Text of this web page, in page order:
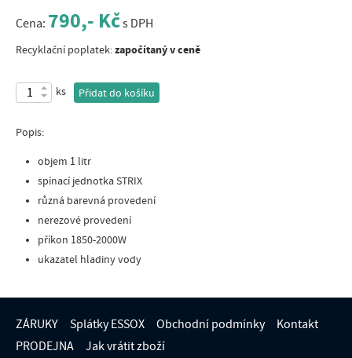
Cena: 790,- Kčs DPH
Recyklační poplatek:započítaný v ceně
ks Přidat do košíku
Popis:
objem 1 litr
spínací jednotka STRIX
různá barevná provedení
nerezové provedení
příkon 1850-2000W
ukazatel hladiny vody
ZÁRUKY Splátky ESSOX Obchodní podmínky
Kontakt
PRODEJNA
Jak vrátit zboží